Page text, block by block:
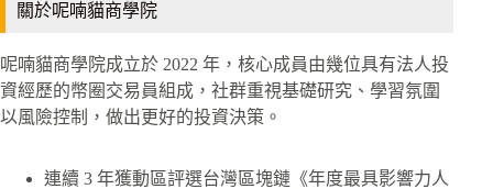
關於呢喃貓商學院
呢喃貓商學院成立於 2022 年，核心成員由幾位具有法人投
資經歷的幣圈交易員組成，社群重視基礎研究、學習氛圍
以風險控制，做出更好的投資決策。
連續 3 年獲動區評選台灣區塊鏈《年度最具影響力人